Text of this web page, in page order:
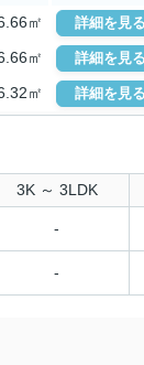
㎡ 詳細を見る
㎡ 詳細を見る
㎡ 詳細を見る
3K ～ 3LDK
-
-